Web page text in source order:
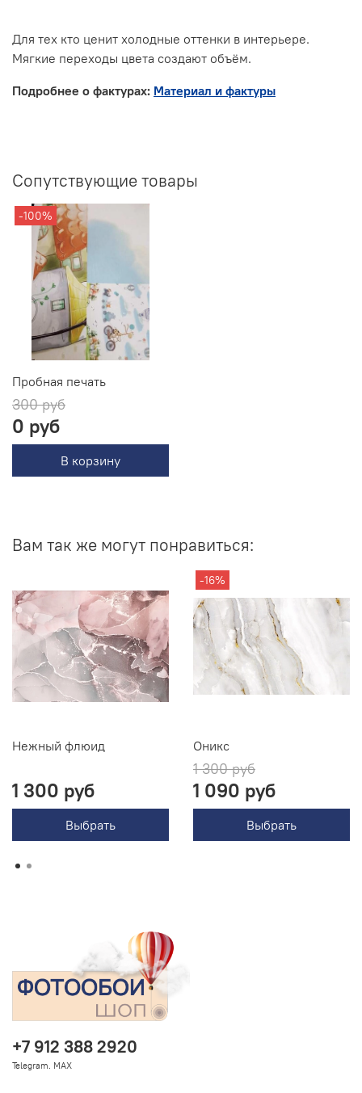
Для тех кто ценит холодные оттенки в интерьере.
Мягкие переходы цвета создают объём.
Подробнее о фактурах: Материал и фактуры
Сопутствующие товары
-100%
Пробная печать
300 руб
0 руб
В корзину
Вам так же могут понравиться:
Нежный флюид
1 300 руб
Выбрать
-16%
Оникс
1 300 руб
1 090 руб
Выбрать
+7 912 388 2920
Telegram. MAX